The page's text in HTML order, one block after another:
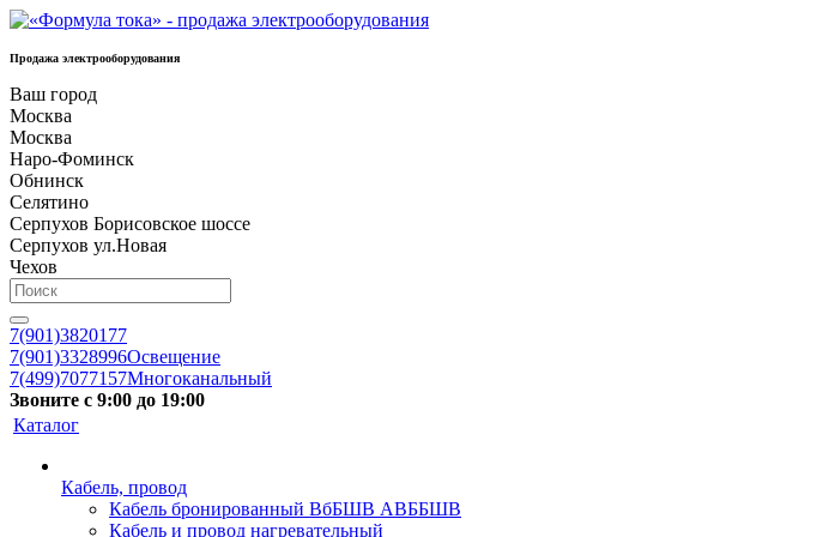
Продажа электрооборудования
Ваш город
Москва
Москва
Наро-Фоминск
Обнинск
Селятино
Серпухов Борисовское шоссе
Серпухов ул.Новая
Чехов
7(901)3820177
7(901)3328996Освещение
7(499)7077157Многоканальный
Звоните с 9:00 до 19:00
Каталог
Кабель, провод
Кабель бронированный ВбБШВ АВББШВ
Кабель и провод нагревательный